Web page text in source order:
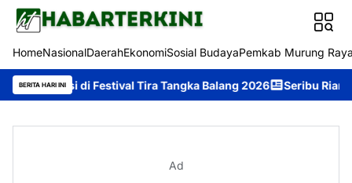
HomeNasionalDaerahEkonomiSosial BudayaPemkab Murung
BERITA HARI INITira Tangka Balang 2026 Seribu Riam Ukir Prestasi di
Ad